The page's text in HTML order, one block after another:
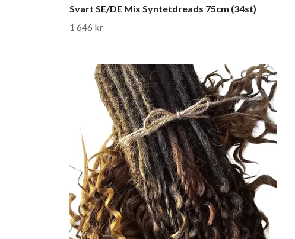
Svart SE/DE Mix Syntetdreads 75cm (34st)
1 646 kr